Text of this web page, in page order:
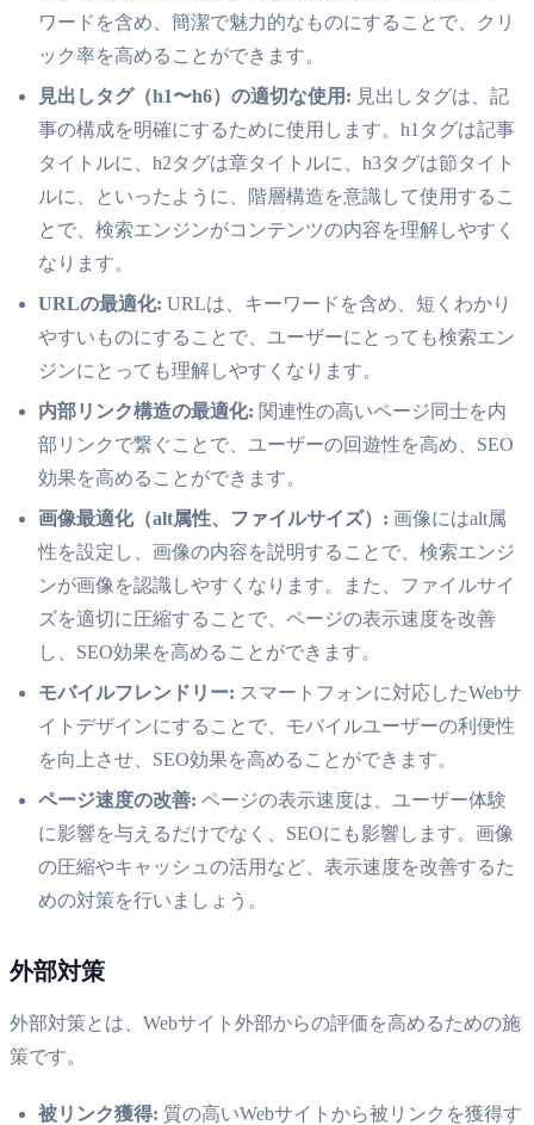
ワードを含め、簡潔で魅力的なものにすることで、クリ
ック率を高めることができます。
見出しタグ（h1〜h6）の適切な使用: 見出しタグは、記
事の構成を明確にするために使用します。h1タグは記事
タイトルに、h2タグは章タイトルに、h3タグは節タイト
ルに、といったように、階層構造を意識して使用するこ
とで、検索エンジンがコンテンツの内容を理解しやすく
なります。
URLの最適化: URLは、キーワードを含め、短くわかり
やすいものにすることで、ユーザーにとっても検索エン
ジンにとっても理解しやすくなります。
内部リンク構造の最適化: 関連性の高いページ同士を内
部リンクで繋ぐことで、ユーザーの回遊性を高め、SEO
効果を高めることができます。
画像最適化（alt属性、ファイルサイズ）: 画像にはalt属
性を設定し、画像の内容を説明することで、検索エンジ
ンが画像を認識しやすくなります。また、ファイルサイ
ズを適切に圧縮することで、ページの表示速度を改善
し、SEO効果を高めることができます。
モバイルフレンドリー: スマートフォンに対応したWebサ
イトデザインにすることで、モバイルユーザーの利便性
を向上させ、SEO効果を高めることができます。
ページ速度の改善: ページの表示速度は、ユーザー体験
に影響を与えるだけでなく、SEOにも影響します。画像
の圧縮やキャッシュの活用など、表示速度を改善するた
めの対策を行いましょう。
外部対策
外部対策とは、Webサイト外部からの評価を高めるための施
策です。
被リンク獲得: 質の高いWebサイトから被リンクを獲得す